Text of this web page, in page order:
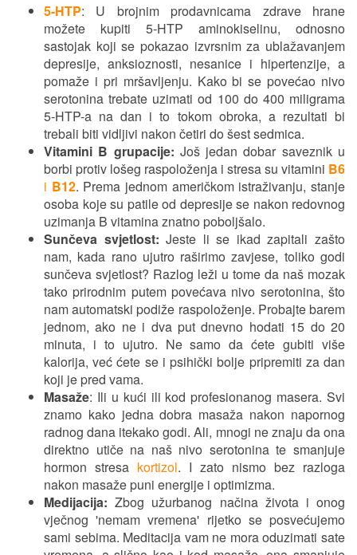
5-HTP: U brojnim prodavnicama zdrave hrane
možete kupiti 5-HTP aminokiselinu, odnosno
sastojak koji se pokazao izvrsnim za ublažavanjem
depresije, anksioznosti, nesanice i hipertenzije, a
pomaže i pri mršavljenju. Kako bi se povećao nivo
serotonina trebate uzimati od 100 do 400 miligrama
5-HTP-a na dan i to tokom obroka, a rezultati bi
trebali biti vidljivi nakon četiri do šest sedmica.
Vitamini B grupacije: Još jedan dobar saveznik u
borbi protiv lošeg raspoloženja i stresa su vitamini B6
i B12. Prema jednom američkom istraživanju, stanje
osoba koje su patile od depresije se nakon redovnog
uzimanja B vitamina znatno poboljšalo.
Sunčeva svjetlost: Jeste li se ikad zapitali zašto
nam, kada rano ujutro raširimo zavjese, toliko godi
sunčeva svjetlost? Razlog leži u tome da naš mozak
tako prirodnim putem povećava nivo serotonina, što
nam automatski podiže raspoloženje. Probajte barem
jednom, ako ne i dva put dnevno hodati 15 do 20
minuta, i to ujutro. Ne samo da ćete gubiti više
kalorija, već ćete se i psihički bolje pripremiti za dan
koji je pred vama.
Masaže: Ili u kući ili kod profesionanog masera. Svi
znamo kako jedna dobra masaža nakon napornog
radnog dana itekako godi. Ali, mnogi ne znaju da ona
direktno utiče na naš nivo serotonina te smanjuje
hormon stresa kortizol. I zato nismo bez razloga
nakon masaže puni energije i optimizma.
Medijacija: Zbog užurbanog načina života i onog
vječnog 'nemam vremena' rijetko se posvećujemo
sami sebima. Meditacija vam ne mora oduzimati sate